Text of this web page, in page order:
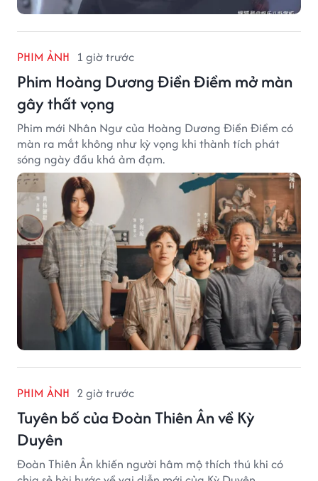
PHIM ẢNH 1 giờ trước
Phim Hoàng Dương Điền Điềm mở màn
gây thất vọng
Phim mới Nhân Ngư của Hoàng Dương Điền Điềm có
màn ra mắt không như kỳ vọng khi thành tích phát
sóng ngày đầu khá ảm đạm.
PHIM ẢNH 2 giờ trước
Tuyên bố của Đoàn Thiên Ân về Kỳ
Duyên
Đoàn Thiên Ân khiến người hâm mộ thích thú khi có